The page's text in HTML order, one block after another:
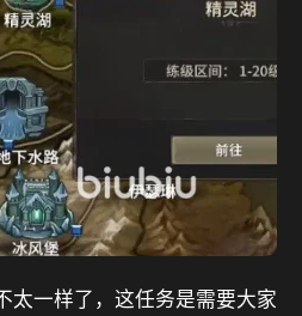
太一样了，这任务是需要大家